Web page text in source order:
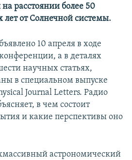
расстоянии более 50
лет от Солнечной системы.
10 апреля в ходе
а в деталях
научных статьях,
в специальном выпуске
Journal Letters. Радио
в чем состоит
и какие перспективы оно
астрономический